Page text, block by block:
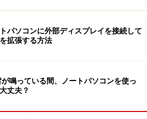
パソコンに外部ディスプレイを接続して
拡張する方法
が鳴っている間、ノートパソコンを使っ
丈夫？